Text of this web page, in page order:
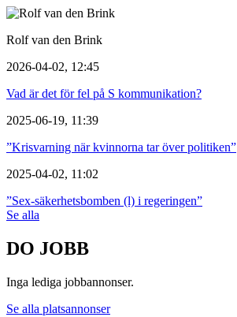
Rolf van den Brink
2026-04-02, 12:45
Vad är det för fel på S kommunikation?
2025-06-19, 11:39
”Krisvarning när kvinnorna tar över politiken”
2025-04-02, 11:02
”Sex-säkerhetsbomben (l) i regeringen”
Se alla
DO JOBB
Inga lediga jobbannonser.
Se alla platsannonser